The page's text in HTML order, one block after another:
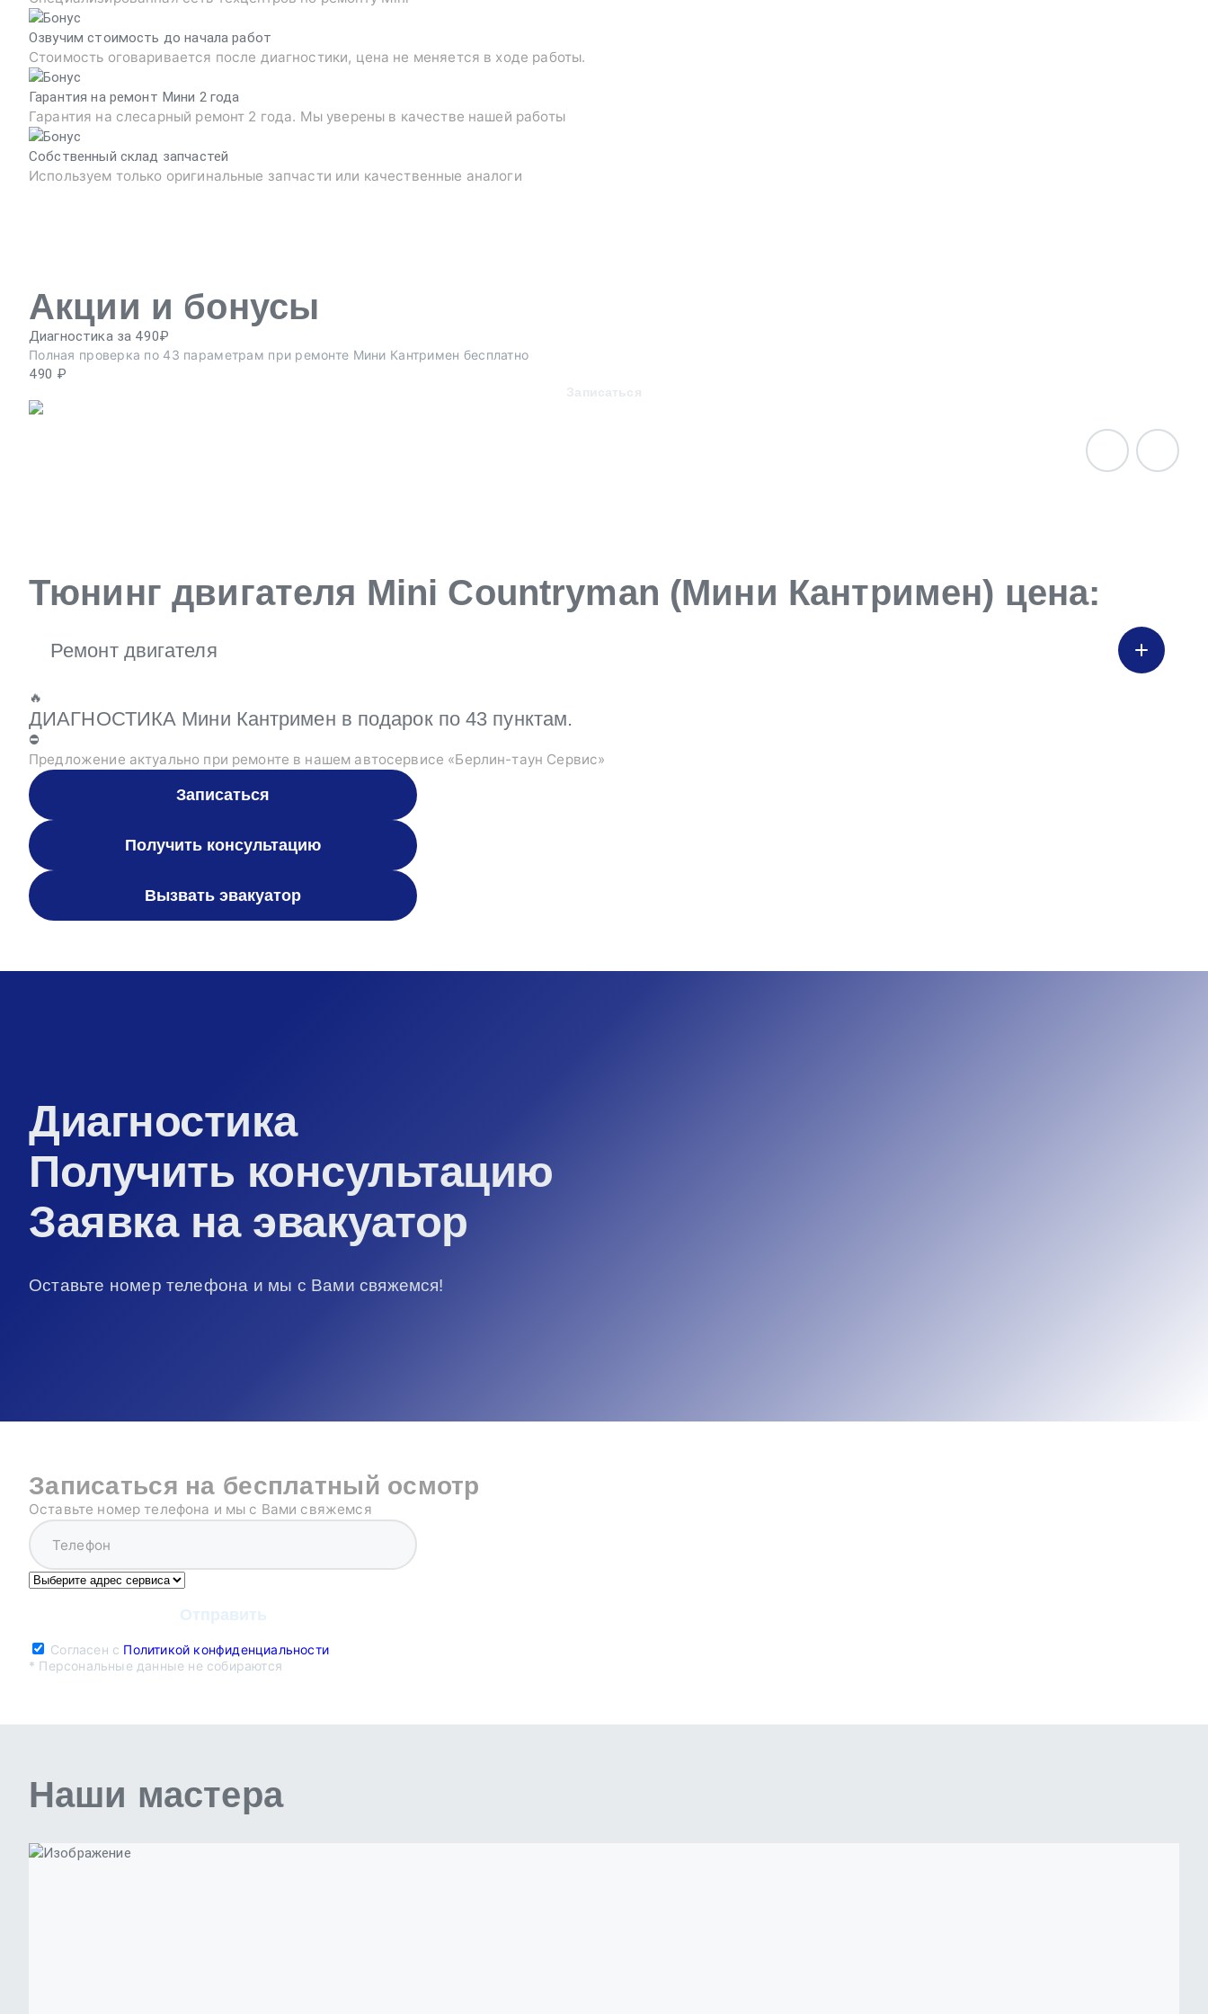
Озвучим стоимость до начала работ
Стоимость оговаривается после диагностики, цена не меняется в ходе работы.
Гарантия на ремонт Мини 2 года
Гарантия на слесарный ремонт 2 года. Мы уверены в качестве нашей работы
Собственный склад запчастей
Используем только оригинальные запчасти или качественные аналоги
Акции и бонусы
Диагностика за 490₽
Полная проверка по 43 параметрам при ремонте Мини Кантримен бесплатно
490 ₽
Записаться
Тюнинг двигателя Mini Countryman (Мини Кантримен) цена:
Ремонт двигателя
🔥
ДИАГНОСТИКА Мини Кантримен в подарок по 43 пунктам.
⛔
Предложение актуально при ремонте в нашем автосервисе «Берлин-таун Сервис»
Записаться
Получить консультацию
Вызвать эвакуатор
Диагностика
Получить консультацию
Заявка на эвакуатор
Оставьте номер телефона и мы с Вами свяжемся!
Записаться на бесплатный осмотр
Оставьте номер телефона и мы с Вами свяжемся
Согласен с Политикой конфиденциальности
* Персональные данные не собираются
Наши мастера